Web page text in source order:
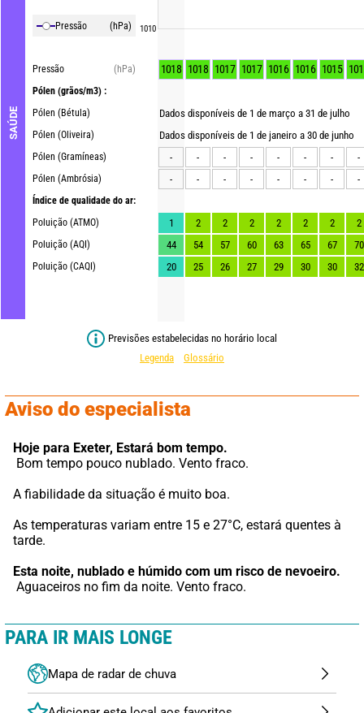
SAÚDE
Pressão (hPa)
Pressão
(hPa)
Pólen (grãos/m3) :
Pólen (Bétula)
Pólen (Oliveira)
Pólen (Gramíneas)
Pólen (Ambrósia)
Índice de qualidade do ar:
Poluição (ATMO)
Poluição (AQI)
Poluição (CAQI)
1010
1018 1018 1017 1017 1016 1016 1015
Dados disponíveis de 1 de março a 31 de julho
Dados disponíveis de 1 de janeiro a 30 de junho
-
- - - - - -
-
-
- - - - - - -
1 2 2 2 2 2 2
2
44
54 57 60 63 65 67
70
20
25 26 27 29 30 30 32
Previsões estabelecidas no horário local
Legenda
Glossário
Aviso do especialista
Hoje para Exeter, Estará bom tempo.
Bom tempo pouco nublado. Vento fraco.
A fiabilidade da situação é muito boa.
As temperaturas variam entre 15 e 27°C, estará quentes à
tarde.
Esta noite, nublado e húmido com um risco de nevoeiro.
Aguaceiros no fim da noite. Vento fraco.
PARA IR MAIS LONGE
Mapa de radar de chuva